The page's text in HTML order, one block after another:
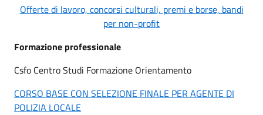
Offerte di lavoro, concorsi culturali, premi e borse, bandi
per non-profit
Formazione professionale
Csfo Centro Studi Formazione Orientamento
CORSO BASE CON SELEZIONE FINALE PER AGENTE DI
POLIZIA LOCALE